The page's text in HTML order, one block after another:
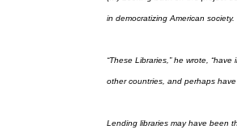
in democratizing American society.
“These Libraries,” he wrote,
other countries, and perhaps
Lending libraries may have been